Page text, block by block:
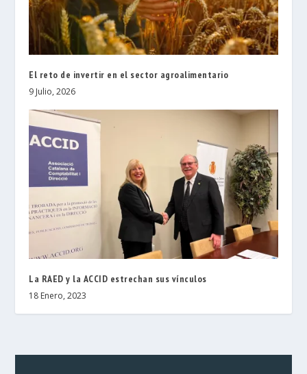
El reto de invertir en el sector agroalimentario
9 Julio, 2026
La RAED y la ACCID estrechan sus vínculos
18 Enero, 2023